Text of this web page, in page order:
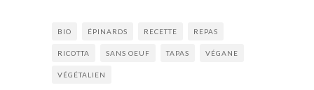
BIO ÉPINARDS RECETTE REPAS
RICOTTA SANS OEUF TAPAS VÉGANE
VÉGÉTALIEN